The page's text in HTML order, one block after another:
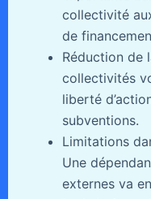
collectivité
de
Réduction de
collectivités
liberté
subventions.
Limitations
Une
externes va